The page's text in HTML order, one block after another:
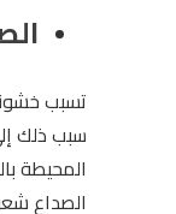
تسبب
سبب ذلك
المحيطة
الصداع